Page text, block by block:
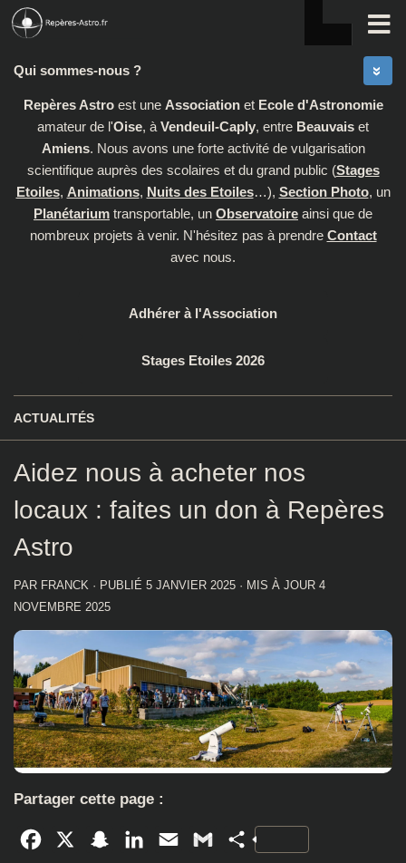
Skip to content
Qui sommes-nous ?
Repères Astroest une Associationet Ecole d'Astronomie
amateur de l'Oise, à Vendeuil-Caply, entre Beauvais et
Amiens. Nous avons une forte activité de vulgarisation
scientifique auprès des scolaires et du grand public (Stages
Etoiles, Animations, Nuits des Etoiles…), Section Photo, un
Planétarium transportable, un Observatoire ainsi que de
nombreux projets à venir. N'hésitez pas à prendre Contact
avec nous.
Adhérer à l'Association
Stages Etoiles 2026
ACTUALITÉS
Aidez nous à acheter nos
locaux : faites un don à Repères
Astro
PAR FRANCK · PUBLIÉ 5 JANVIER 2025 · MIS À JOUR 4
NOVEMBRE 2025
Partager cette page :
Facebook SnapchatLinkedInEmail GmailPartager